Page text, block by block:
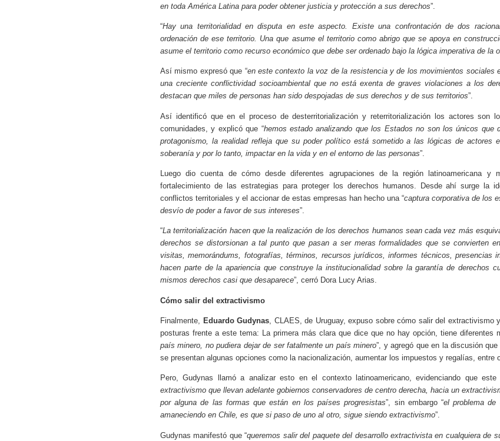
en toda América Latina para poder obtener justicia y protección a sus derechos”.
“Hay una territorialidad en disputa en este aspecto. Existe una confrontación de dos
ordenación de ese territorio. Una que asume el territorio como abrigo que se apoya en
asume el territorio como recurso económico que debe ser ordenado bajo la lógica imperativa de la
Así mismo expresó que “en este contexto la voz de la resistencia y de los movimientos sociales
una creciente conflictividad socioambiental que no está exenta de graves violaciones a los
destacan que miles de personas han sido despojadas de sus derechos y de sus territorios”.
Así identificó que en el proceso de desterritorialización y reterritorialización los actores son
comunidades, y explicó que “hemos estado analizando que los Estados no son los únicos que
protagonismo, la realidad refleja que su poder político está sometido a las lógicas de actores
soberanía y por lo tanto, impactar en la vida y en el entorno de las personas”.
Luego dio cuenta de cómo desde diferentes agrupaciones de la región latinoamericana y
fortalecimiento de las estrategias para proteger los derechos humanos. Desde ahí surge la
conflictos territoriales y el accionar de estas empresas han hecho una “captura corporativa de los
desvío de poder a favor de sus intereses”.
“La territorialización hacen que la realización de los derechos humanos sean cada vez más
derechos se distorsionan a tal punto que pasan a ser meras formalidades que se convierten
visitas, memorándums, fotografías, términos, recursos jurídicos, informes técnicos, presencias
hacen parte de la apariencia que construye la institucionalidad sobre la garantía de derechos
mismos derechos casi que desaparece”, cerró Dora Lucy Arias.
Cómo salir del extractivismo
Finalmente, Eduardo Gudynas , CLAES, de Uruguay, expuso sobre cómo salir del
posturas frente a este tema: La primera más clara que dice que no hay opción, tiene diferentes
país minero, no pudiera dejar de ser fatalmente un país minero”, y agregó que en la discusión
se presentan algunas opciones como la nacionalización, aumentar los impuestos y regalías, entre
Pero, Gudynas llamó a analizar esto en el contexto latinoamericano, evidenciando que
extractivismo que llevan adelante gobiernos conservadores de centro derecha, hacia un
por alguna de las formas que están en los países progresistas”, sin embargo “el problema
amaneciendo en Chile, es que si paso de uno al otro, sigue siendo extractivismo”.
Gudynas manifestó que “queremos salir del paquete del desarrollo extractivista en cualquiera de